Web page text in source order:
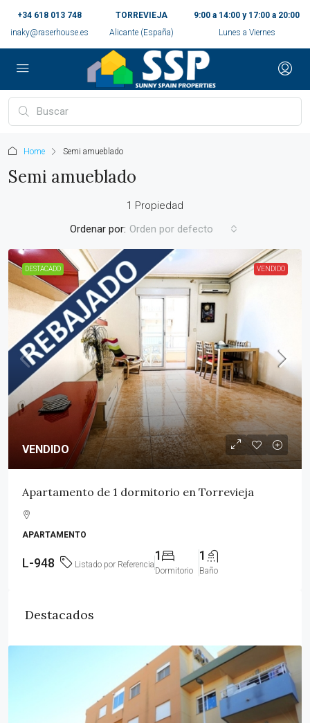
+34 618 013 748
inaky@raserhouse.es
TORREVIEJA
Alicante (España)
9:00 a 14:00 y 17:00 a 20:00
Lunes a Viernes
Home Semi amueblado
Semi amueblado
1 Propiedad
Ordenar por: Orden por defecto
DESTACADO VENDIDO
VENDIDO
Apartamento de 1 dormitorio en Torrevieja
APARTAMENTO
L-948 Listado por Referencia
1
Dormitorio
1
Baño
Destacados